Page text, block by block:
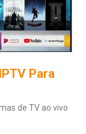
Para
de TV ao vivo